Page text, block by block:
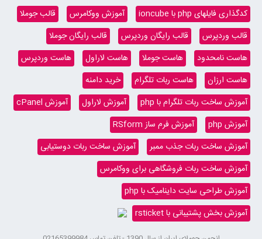
کدگذاری فایلهای php با ioncube آموزش ووکامرس
قالب جوملا
قالب وردپرس
قالب رایگان وردپرس
قالب رایگان جوملا
هاست نامحدود
هاست جوملا هاست لاراول
هاست وردپرس
هاست ارزان
هاست ربات تلگرام
خرید دامنه
آموزش ساخت ربات تلگرام با php
آموزش لاراول
آموزش cPanel
آموزش php
آموزش فرم ساز RSform
آموزش ساخت ربات جذب ممبر
آموزش ساخت ربات دوستیابی
آموزش ساخت ربات فروشگاهی برای ووکامرس
آموزش طراحی سایت داینامیک با php
آموزش بخش پشتیبانی با rsticket